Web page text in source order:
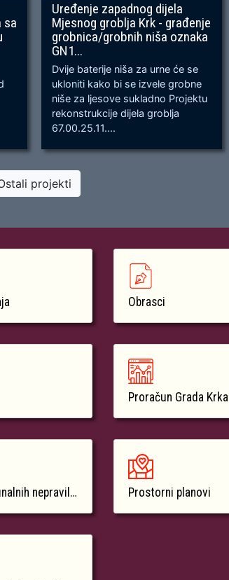
sa
Uređenje zapadnog dijela
Mjesnog groblja Krk - građenje
grobnica/grobnih niša oznaka
GN1...
Dvije baterije niša za urne će se
ukloniti kako bi se izvele grobne
niše za ljesove sukladno Projektu
rekonstrukcije dijela groblja
67.00.25.11....
projekti
nepravilnosti
Obrasci
Proračun Grada Krka
Prostorni planovi